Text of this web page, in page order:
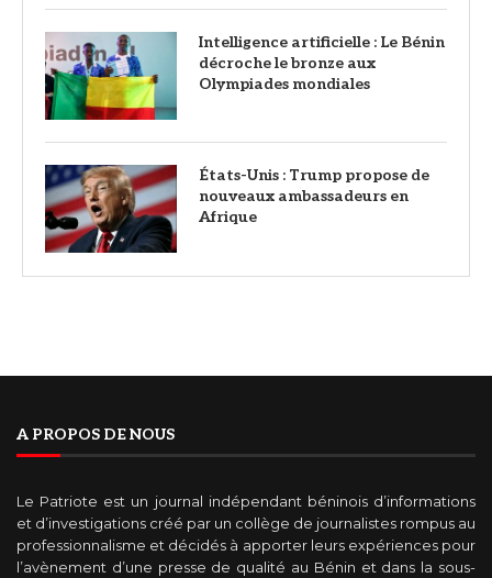
Intelligence artificielle : Le Bénin
décroche le bronze aux
Olympiades mondiales
États-Unis : Trump propose de
nouveaux ambassadeurs en
Afrique
A PROPOS DE NOUS
Le Patriote est un journal indépendant béninois d’informations
et d’investigations créé par un collège de journalistes rompus au
professionnalisme et décidés à apporter leurs expériences pour
l’avènement d’une presse de qualité au Bénin et dans la sous-